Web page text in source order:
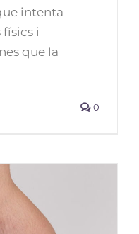
intenta
i
que la
0